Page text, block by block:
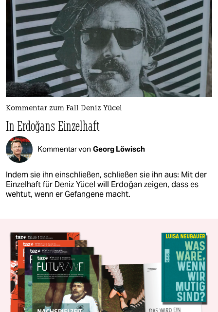
Kommentar zum Fall Deniz Yücel
In Erdoğans Einzelhaft
Kommentar von Georg Löwisch
Indem sie ihn einschließen, schließen sie ihn aus: Mit der
Einzelhaft für Deniz Yücel will Erdoğan zeigen, dass es
wehtut, wenn er Gefangene macht.